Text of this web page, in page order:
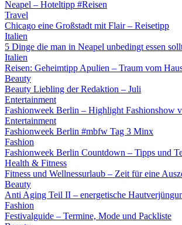
Neapel – Hoteltipp #Reisen
Travel
Chicago eine Großstadt mit Flair – Reisetipp
Italien
5 Dinge die man in Neapel unbedingt essen
Italien
Reisen: Geheimtipp Apulien – Traum vom
Beauty
Beauty Liebling der Redaktion – Juli
Entertainment
Fashionweek Berlin – Highlight Fashionshow
Entertainment
Fashionweek Berlin #mbfw Tag 3 Minx
Fashion
Fashionweek Berlin Countdown – Tipps und
Health & Fitness
Fitness und Wellnessurlaub – Zeit für eine
Beauty
Anti Aging Teil II – energetische
Fashion
Festivalguide – Termine, Mode und Packliste